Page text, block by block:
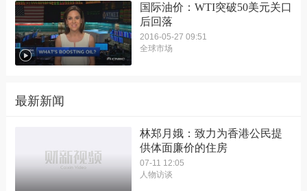
国际油价：WTI突破50美元关口
后回落
2016-05-27 09:51
全球市场
最新新闻
林郑月娥：致力为香港公民提
供体面廉价的住房
07-11 12:05
人物访谈